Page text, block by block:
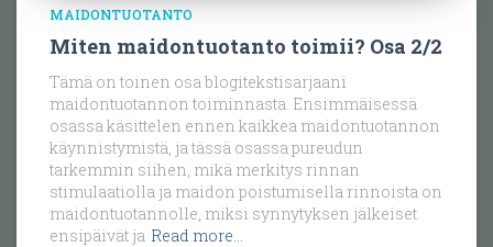
MAIDONTUOTANTO
Miten maidontuotanto toimii? Osa 2/2
Tämä on toinen osa blogitekstisarjaani
maidontuotannon toiminnasta. Ensimmäisessä
osassa käsittelen ennen kaikkea maidontuotannon
käynnistymistä, ja tässä osassa pureudun
tarkemmin siihen, mikä merkitys rinnan
stimulaatiolla ja maidon poistumisella rinnoista on
maidontuotannolle, miksi synnytyksen jälkeiset
ensipäivät ja Read more…